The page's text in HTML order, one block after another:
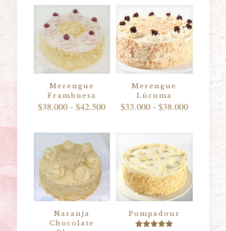
desde
$40.000
hasta
$57.000
desde
$38.900
hasta
$46.900
Merengue
Frambuesa
$38.000 - $42.500Rango
desde
$38.000
hasta
$42.500
Merengue
Lúcuma
$33.000 - $38.000Rango
desde
$38.000
Naranja
Chocolate
Pompadour